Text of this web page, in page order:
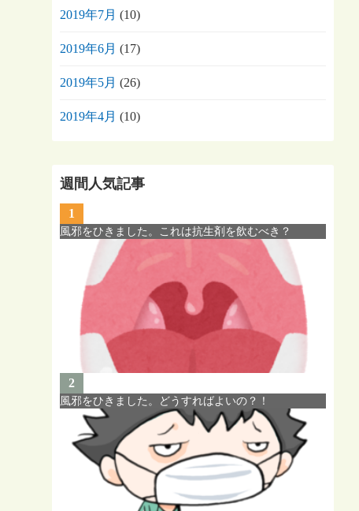
2019年7月 (10)
2019年6月 (17)
2019年5月 (26)
2019年4月 (10)
週間人気記事
1
風邪をひきました。これは抗生剤を飲むべき？
2
風邪をひきました。どうすればよいの？！